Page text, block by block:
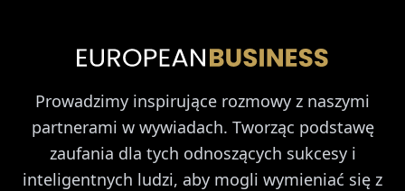
Prowadzimy inspirujące rozmowy z naszymi
partnerami w wywiadach. Tworząc podstawę
zaufania dla tych odnoszących sukcesy i
inteligentnych ludzi, aby mogli wymieniać się z